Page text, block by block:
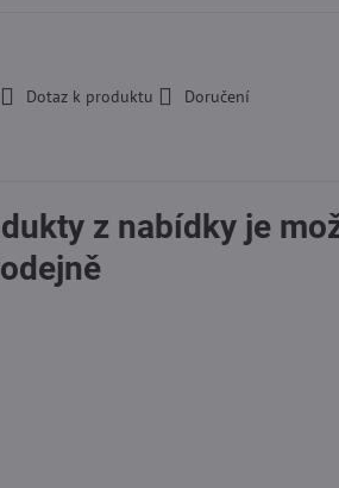
Dotaz k produktu Doručení
z nabídky je